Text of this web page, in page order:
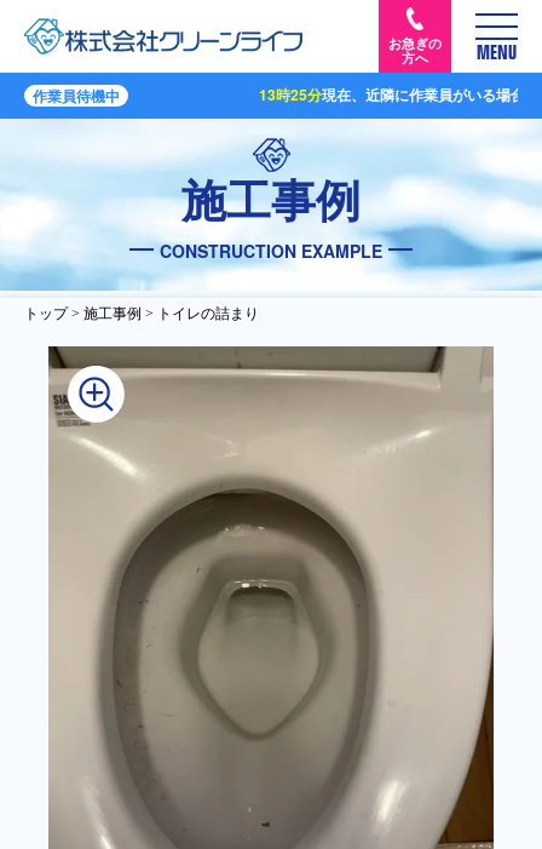
お急ぎの
方へ
MENU
作業員待機中 13時25分現在、近隣に作業員がいる場合、
トップ> 施工事例 > トイレの詰まり
施工事例
CONSTRUCTION EXAMPLE